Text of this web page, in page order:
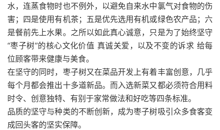
水，连蒸食物时也不例外，以避免自来水中氯气对食物的伤
害；四是使用有机茶；五是优先选用有机或绿色农产品；六
是餐前先上水果。之所以如此真心诚意，只是为了始终坚守
“枣子树”的核心文化价值 真诚关爱，以及不变的诉求 给每
位顾客带来健康与美食。
在坚守的同时，枣子树又在菜品开发上有着丰富创意，几乎
每个月都会推出十多道新品。而入选新菜又都必须符合用料
时令、创意独特、有别于家常做法和好吃等四条标准。
品质的坚守与种类的不断创新，成为枣子树吸引众多食客变
成回头客的坚实保障。